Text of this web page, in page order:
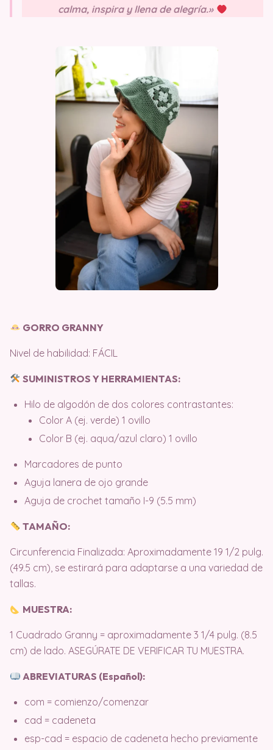
calma, inspira y llena de alegría.»
GORRO GRANNY
Nivel de habilidad: FÁCIL
SUMINISTROS Y HERRAMIENTAS:
Hilo de algodón de dos colores contrastantes:
Color A (ej. verde) 1 ovillo
Color B (ej. aqua/azul claro) 1 ovillo
Marcadores de punto
Aguja lanera de ojo grande
Aguja de crochet tamaño I-9 (5.5 mm)
TAMAÑO:
Circunferencia Finalizada: Aproximadamente 19 1/2 pulg.
(49.5 cm), se estirará para adaptarse a una variedad de
tallas.
MUESTRA:
1 Cuadrado Granny = aproximadamente 3 1/4 pulg. (8.5
cm) de lado. ASEGÚRATE DE VERIFICAR TU MUESTRA.
ABREVIATURAS (Español):
com = comienzo/comenzar
cad = cadeneta
esp-cad = espacio de cadeneta hecho previamente